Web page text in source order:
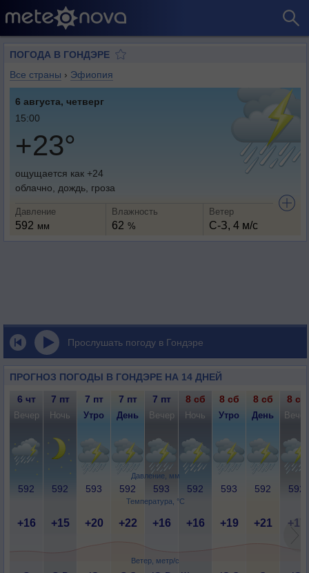
ПОГОДА В ГОНДЭРЕ
Все страны › Эфиопия
6 августа, четверг
15:00
+23°
ощущается как +24
облачно, дождь, гроза
Давление
592 мм
Влажность
62 %
Ветер
С-З, 4 м/с
Прослушать погоду в Гондэре
ПРОГНОЗ ПОГОДЫ В ГОНДЭРЕ НА 14 ДНЕЙ
Давление, мм
Температура, °C
Ветер, метр/с
6 чт 7 пт 7 пт 7 пт 7 пт 8 сб 8 сб 8 сб 8 сб
Вечер Ночь Утро День Вечер Ночь Утро День Вечер
592 592 593 592 593 592 593 592 592
+16 +15 +20 +22 +16 +16 +19 +21 +17